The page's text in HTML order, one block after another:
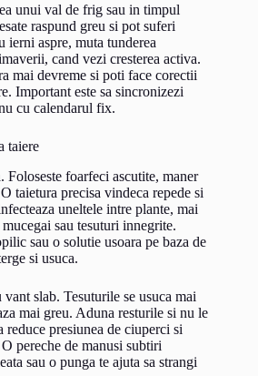
unui val de frig sau in timpul
raspund greu si pot suferi
ierni aspre, muta tunderea
cand vezi cresterea activa.
mai devreme si poti face corectii
Important este sa sincronizezi
cu calendarul fix.
taiere
Foloseste foarfeci ascutite, maner
taietura precisa vindeca repede si
uneltele intre plante, mai
sau tesuturi innegrite.
sau o solutie usoara pe baza de
si usuca.
slab. Tesuturile se usuca mai
mai greu. Aduna resturile si nu le
reduce presiunea de ciuperci si
pereche de manusi subtiri
sau o punga te ajuta sa strangi